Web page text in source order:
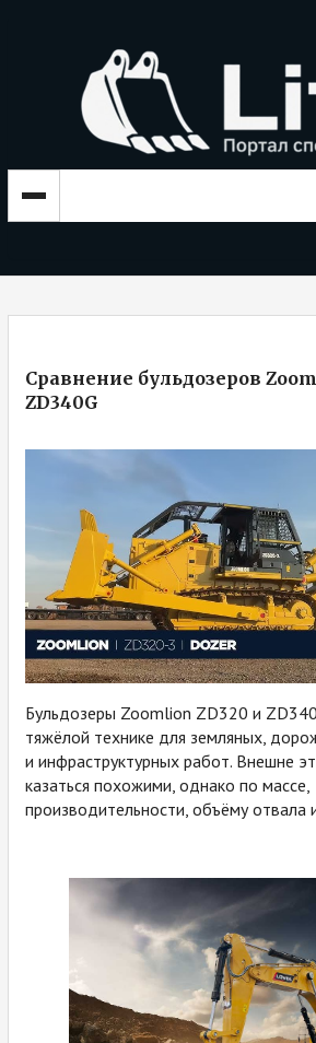
Сравнение бульдозеров
ZD340G
Бульдозеры Zoomlion ZD320 и
тяжёлой технике для земляных,
и инфраструктурных работ. Внешне
казаться похожими, однако по массе,
производительности, объёму отвала